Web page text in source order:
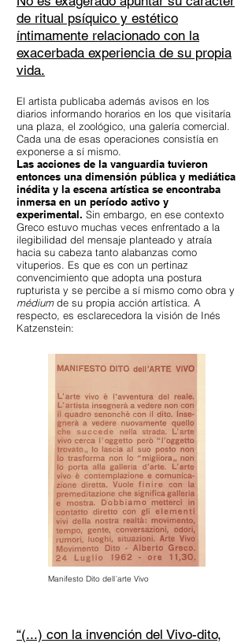
de ritual psíquico y estético
íntimamente relacionado con la
exacerbada experiencia de su propia
vida.
El artista publicaba además avisos en los
diarios informando horarios en los que visitaría
una plaza, el zoológico, una galería comercial.
Cada una de esas operaciones consistía en
exponerse a sí mismo.
Las acciones de la vanguardia tuvieron
entonces una dimensión pública y mediática
inédita y la escena artística se encontraba
inmersa en un período activo y
experimental. Sin embargo, en ese contexto
Greco estuvo muchas veces enfrentado a la
ilegibilidad del mensaje planteado y atraía
hacia su cabeza tanto alabanzas como
vituperios. Es que es con un pertinaz
convencimiento que adopta una postura
rupturista y se percibe a sí mismo como obra y
médiumde su propia acción artística. A
respecto, es esclarecedora la visión de Inés
Katzenstein:
Manifesto Dito dell´arte Vivo
“(...) con la invención del Vivo-dito,